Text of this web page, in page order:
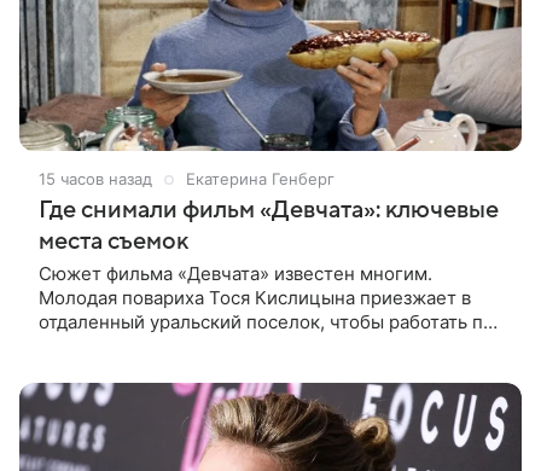
15 часов назад Екатерина Генберг
Где снимали фильм «Девчата»: ключевые
места съемок
Сюжет фильма «Девчата» известен многим.
Молодая повариха Тося Кислицына приезжает в
отдаленный уральский поселок, чтобы работать по